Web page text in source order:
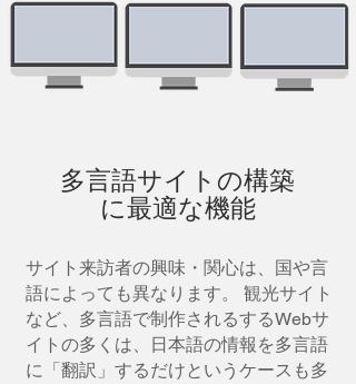
多言語サイトの構築
に最適な機能
サイト来訪者の興味・関心は、国や言
語によっても異なります。 観光サイト
など、多言語で制作されるするWebサ
イトの多くは、日本語の情報を多言語
に「翻訳」するだけというケースも多